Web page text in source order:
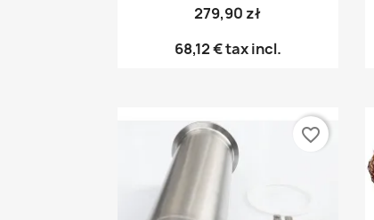
279,90 zł
68,12 €tax incl.
favorite_border